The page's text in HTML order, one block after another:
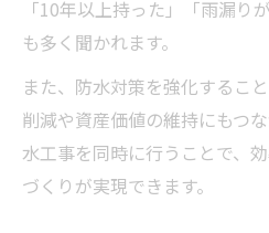
外壁塗装で補助金を
ト
補助金申請で外壁塗
方法
外壁塗装の補助金活
快適な住まいには定期的
「10年以上持った」「雨漏り
も多く聞かれます。
また、防水対策を強化するこ
削減や資産価値の維持にもつ
水工事を同時に行うことで、
づくりが実現できます。